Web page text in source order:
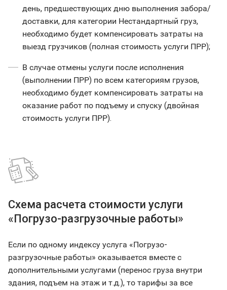
день, предшествующих дню выполнения забора/
доставки, для категории Нестандартный груз,
необходимо будет компенсировать затраты на
выезд грузчиков (полная стоимость услуги ПРР);
В случае отмены услуги после исполнения
(выполнении ПРР) по всем категориям грузов,
необходимо будет компенсировать затраты на
оказание работ по подъему и спуску (двойная
стоимость услуги ПРР).
Схема расчета стоимости услуги
«Погрузо-разгрузочные работы»
Если по одному индексу услуга «Погрузо-
разгрузочные работы» оказывается вместе с
дополнительными услугами (перенос груза внутри
здания, подъем на этаж и т.д.), то тарифы за все